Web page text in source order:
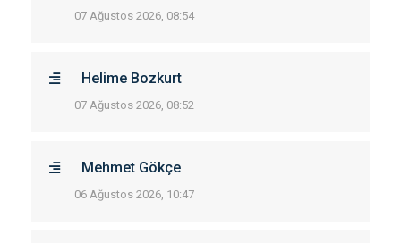
07 Ağustos 2026, 08:54
Helime Bozkurt
07 Ağustos 2026, 08:52
Mehmet Gökçe
06 Ağustos 2026, 10:47